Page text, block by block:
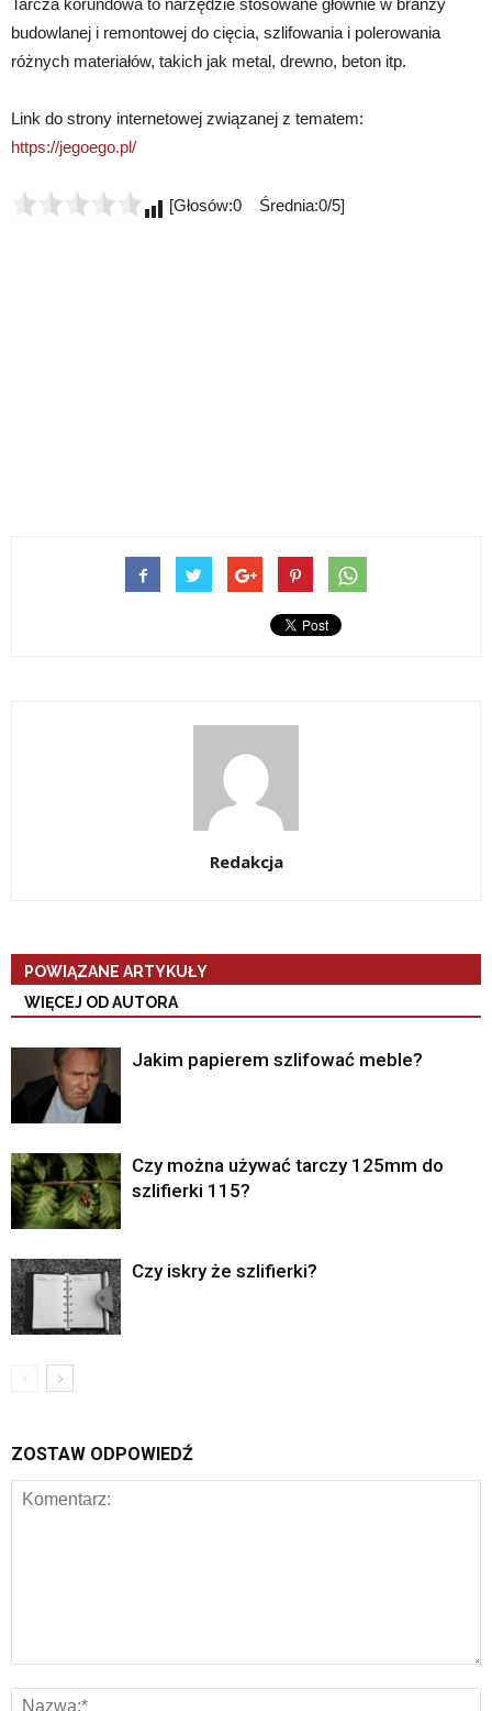
Tarcza korundowa to narzędzie stosowane głównie w branży
budowlanej i remontowej do cięcia, szlifowania i polerowania
różnych materiałów, takich jak metal, drewno, beton itp.
Link do strony internetowej związanej z tematem:
https://jegoego.pl/
[Głosów:0 Średnia:0/5]
Redakcja
POWIĄZANE ARTYKUŁY
WIĘCEJ OD AUTORA
Jakim papierem szlifować meble?
Czy można używać tarczy 125mm do
szlifierki 115?
Czy iskry że szlifierki?
ZOSTAW ODPOWIEDŹ